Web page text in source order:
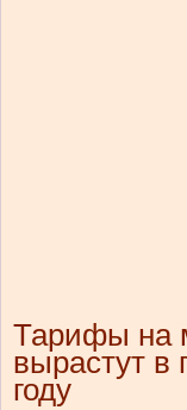
Тарифы на
вырастут в
году